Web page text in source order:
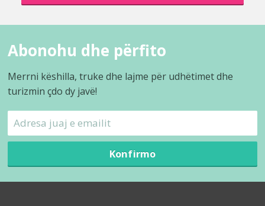
Abonohu dhe përfito
Merrni këshilla, truke dhe lajme për udhëtimet dhe
turizmin çdo dy javë!
Konfirmo